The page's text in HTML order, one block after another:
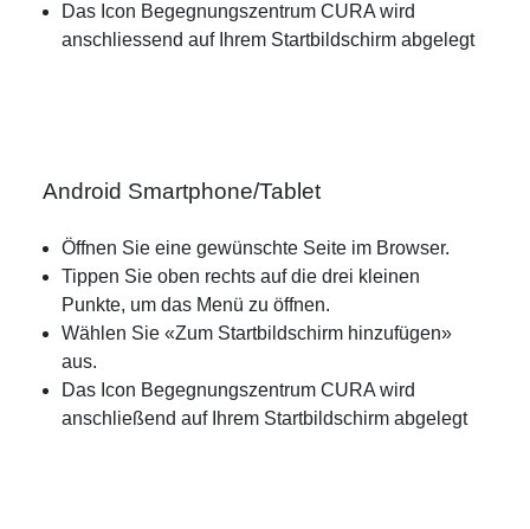
Das Icon Begegnungszentrum CURA wird
anschliessend auf Ihrem Startbildschirm abgelegt
Android Smartphone/Tablet
Öffnen Sie eine gewünschte Seite im Browser.
Tippen Sie oben rechts auf die drei kleinen
Punkte, um das Menü zu öffnen.
Wählen Sie «Zum Startbildschirm hinzufügen»
aus.
Das Icon Begegnungszentrum CURA wird
anschließend auf Ihrem Startbildschirm abgelegt